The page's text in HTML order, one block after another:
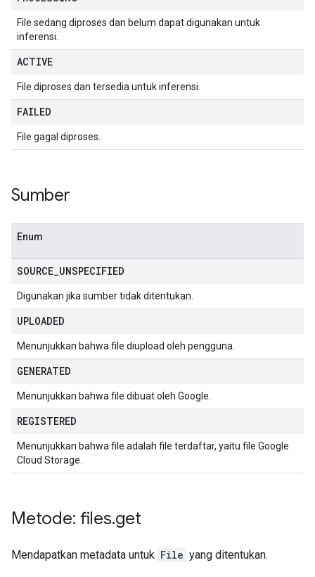
File sedang diproses dan belum dapat digunakan untuk
inferensi.
ACTIVE
File diproses dan tersedia untuk inferensi.
FAILED
File gagal diproses.
Sumber
Enum
SOURCE UNSPECIFIED
Digunakan jika sumber tidak ditentukan.
UPLOADED
Menunjukkan bahwa file diupload oleh pengguna.
GENERATED
Menunjukkan bahwa file dibuat oleh Google.
REGISTERED
Menunjukkan bahwa file adalah file terdaftar, yaitu file Google
Cloud Storage.
Metode: files.get
Mendapatkan metadata untuk File yang ditentukan.